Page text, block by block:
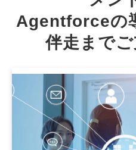
Agentforceの
伴走まで